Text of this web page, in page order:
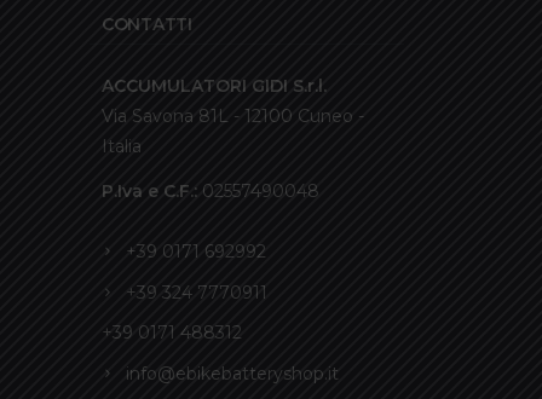
CONTATTI
ACCUMULATORI GIDI S.r.l.
Via Savona 81L - 12100 Cuneo -
Italia
P.Iva e C.F.: 02557490048
+39 0171 692992
+39 324 7770911
+39 0171 488312
info@ebikebatteryshop.it